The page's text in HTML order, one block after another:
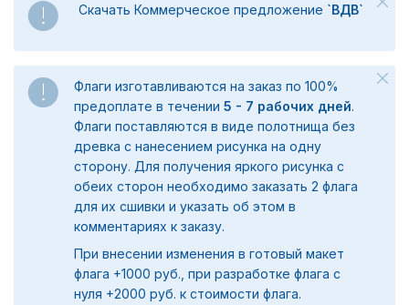
Скачать Коммерческое предложение `ВДВ`
Флаги изготавливаются на заказ по 100%
предоплате в течении 5 - 7 рабочих дней.
Флаги поставляются в виде полотнища без
древка с нанесением рисунка на одну
сторону. Для получения яркого рисунка с
обеих сторон необходимо заказать 2 флага
для их сшивки и указать об этом в
комментариях к заказу.
При внесении изменения в готовый макет
флага +1000 руб., при разработке флага с
нуля +2000 руб. к стоимости флага.